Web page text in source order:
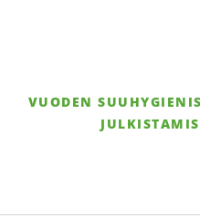
VUODEN